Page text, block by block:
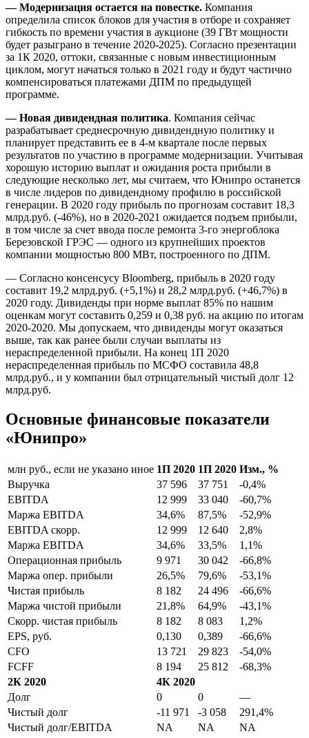
— Модернизация остается на повестке. Компания
определила список блоков для участия в отборе и сохраняет
гибкость по времени участия в аукционе (39 ГВт мощности
будет разыграно в течение 2020-2025). Согласно презентации
за 1К 2020, оттоки, связанные с новым инвестиционным
циклом, могут начаться только в 2021 году и будут частично
компенсироваться платежами ДПМ по предыдущей
программе.
— Новая дивидендная политика. Компания сейчас
разрабатывает среднесрочную дивидендную политику и
планирует представить ее в 4-м квартале после первых
результатов по участию в программе модернизации. Учитывая
хорошую историю выплат и ожидания роста прибыли в
следующие несколько лет, мы считаем, что Юнипро останется
в числе лидеров по дивидендному профилю в российской
генерации. В 2020 году прибыль по прогнозам составит 18,3
млрд.руб. (-46%), но в 2020-2021 ожидается подъем прибыли,
в том числе за счет ввода после ремонта 3-го энергоблока
Березовской ГРЭС — одного из крупнейших проектов
компании мощностью 800 МВт, построенного по ДПМ.
— Согласно консенсусу Bloomberg, прибыль в 2020 году
составит 19,2 млрд.руб. (+5,1%) и 28,2 млрд.руб. (+46,7%) в
2020 году. Дивиденды при норме выплат 85% по нашим
оценкам могут составить 0,259 и 0,38 руб. на акцию по итогам
2020-2020. Мы допускаем, что дивиденды могут оказаться
выше, так как ранее были случаи выплаты из
нераспределенной прибыли. На конец 1П 2020
нераспределенная прибыль по МСФО составила 48,8
млрд.руб., и у компании был отрицательный чистый долг 12
млрд.руб.
Основные финансовые показатели
«Юнипро»
млн руб., если не указано иное 1П 2020 1П 2020 Изм., %
Выручка
37 596 37 751
-0,4%
EBITDA
12 999 33 040
-60,7%
Маржа EBITDA
34,6% 87,5%
-52,9%
EBITDA скорр.
12 999 12 640
2,8%
Маржа EBITDA
34,6% 33,5%
1,1%
Операционная прибыль
9 971 30 042
-66,8%
Маржа опер. прибыли
26,5% 79,6%
-53,1%
Чистая прибыль
8 182 24 496
-66,6%
Маржа чистой прибыли
21,8% 64,9%
-43,1%
Скорр. чистая прибыль
8 182 8 083
1,2%
EPS, руб.
0,130 0,389
-66,6%
CFO
13 721 29 823
-54,0%
FCFF
8 194 25 812
-68,3%
2К 2020
4К 2020
Долг
0 0
—
Чистый долг
-11 971 -3 058
291,4%
Чистый долг/EBITDA
NA NA
NA